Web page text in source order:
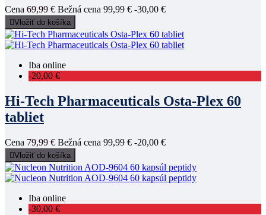
Cena 69,99 € Bežná cena 99,99 € -30,00 €
Vložiť do košíka
Iba online
-20,00 €
Hi-Tech Pharmaceuticals Osta-Plex 60
tabliet
Cena 79,99 € Bežná cena 99,99 € -20,00 €
Vložiť do košíka
Iba online
-30,00 €